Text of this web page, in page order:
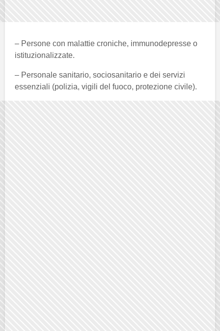
– Persone con malattie croniche, immunodepresse o
istituzionalizzate.
– Personale sanitario, sociosanitario e dei servizi
essenziali (polizia, vigili del fuoco, protezione civile).